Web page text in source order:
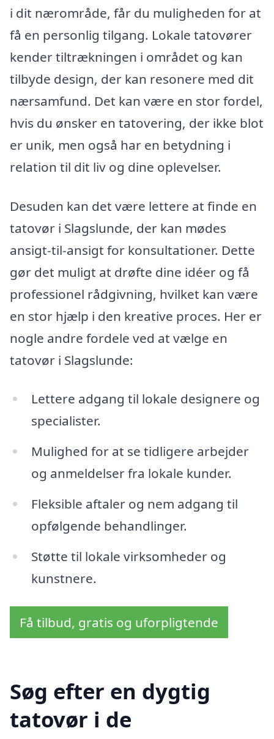
i dit nærområde, får du muligheden for at
få en personlig tilgang. Lokale tatovører
kender tiltrækningen i området og kan
tilbyde design, der kan resonere med dit
nærsamfund. Det kan være en stor fordel,
hvis du ønsker en tatovering, der ikke blot
er unik, men også har en betydning i
relation til dit liv og dine oplevelser.
Desuden kan det være lettere at finde en
tatovør i Slagslunde, der kan mødes
ansigt-til-ansigt for konsultationer. Dette
gør det muligt at drøfte dine idéer og få
professionel rådgivning, hvilket kan være
en stor hjælp i den kreative proces. Her er
nogle andre fordele ved at vælge en
tatovør i Slagslunde:
Lettere adgang til lokale designere og
specialister.
Mulighed for at se tidligere arbejder
og anmeldelser fra lokale kunder.
Fleksible aftaler og nem adgang til
opfølgende behandlinger.
Støtte til lokale virksomheder og
kunstnere.
Få tilbud, gratis og uforpligtende
Søg efter en dygtig
tatovør i de